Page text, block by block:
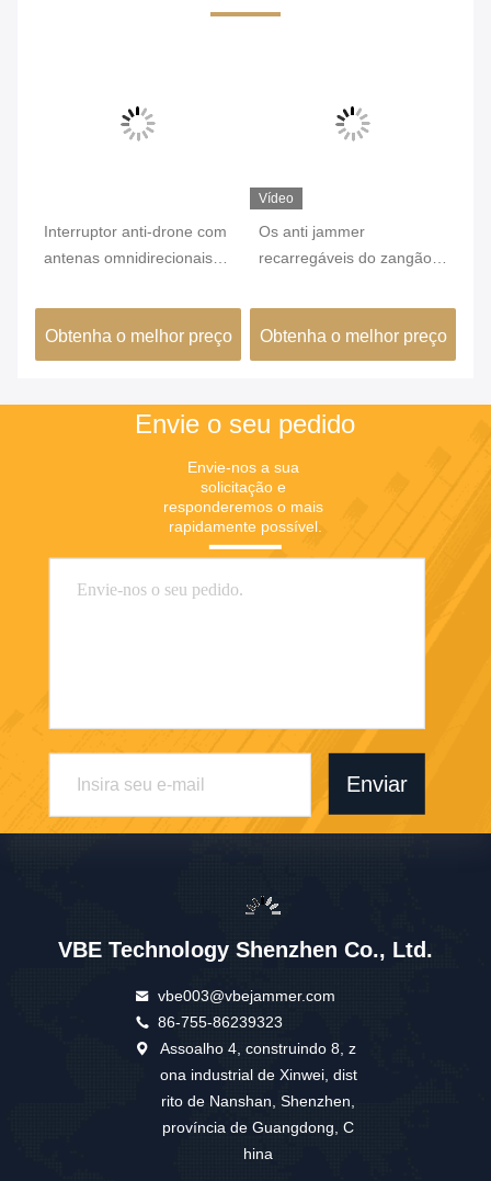
Interruptor anti-drone com
antenas omnidirecionais
e alcance de interferência
de 1-2 km
Obtenha o melhor preço
Vídeo
Os anti jammer
recarregáveis do zangão
bloqueiam afastam a cor
preta
Obtenha o melhor preço
Envie o seu pedido
Envie-nos a sua
solicitação e
responderemos o mais
rapidamente possível.
Enviar
VBE Technology Shenzhen Co., Ltd.
vbe003@vbejammer.com
86-755-86239323
Assoalho 4, construindo 8, z
ona industrial de Xinwei, dist
rito de Nanshan, Shenzhen,
província de Guangdong, C
hina